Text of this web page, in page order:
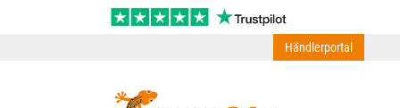
Zum Hauptinhalt springen
Händlerportal